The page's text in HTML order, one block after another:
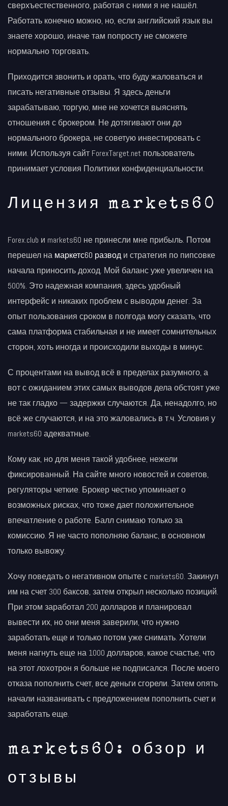
сверхъестественного, работая с ними я не нашёл.
Работать конечно можно, но, если английский язык вы
знаете хорошо, иначе там попросту не сможете
нормально торговать.
Приходится звонить и орать, что буду жаловаться и
писать негативные отзывы. Я здесь деньги
зарабатываю, торгую, мне не хочется выяснять
отношения с брокером. Не дотягивают они до
нормального брокера, не советую инвестировать с
ними. Используя сайт ForexTarget.net пользователь
принимает условия Политики конфиденциальности.
Лицензия markets60
Forex.club и markets60 не принесли мне прибыль. Потом
перешел на маркетс60 развод и стратегия по пипсовке
начала приносить доход. Мой баланс уже увеличен на
500%. Это надежная компания, здесь удобный
интерфейс и никаких проблем с выводом денег. За
опыт пользования сроком в полгода могу сказать, что
сама платформа стабильная и не имеет сомнительных
сторон, хоть иногда и происходили выходы в минус.
С процентами на вывод всё в пределах разумного, а
вот с ожиданием этих самых выводов дела обстоят уже
не так гладко — задержки случаются. Да, ненадолго, но
всё же случаются, и на это жаловались в т.ч. Условия у
markets60 адекватные.
Кому как, но для меня такой удобнее, нежели
фиксированный. На сайте много новостей и советов,
регуляторы четкие. Брокер честно упоминает о
возможных рисках, что тоже дает положительное
впечатление о работе. Балл снимаю только за
комиссию. Я не часто пополняю баланс, в основном
только вывожу.
Хочу поведать о негативном опыте с markets60. Закинул
им на счет 300 баксов, затем открыл несколько позиций.
При этом заработал 200 долларов и планировал
вывести их, но они меня заверили, что нужно
заработать еще и только потом уже снимать. Хотели
меня нагнуть еще на 1000 долларов, какое счастье, что
на этот лохотрон я больше не подписался. После моего
отказа пополнить счет, все деньги сгорели. Затем опять
начали названивать с предложением пополнить счет и
заработать еще.
markets60: обзор и
отзывы